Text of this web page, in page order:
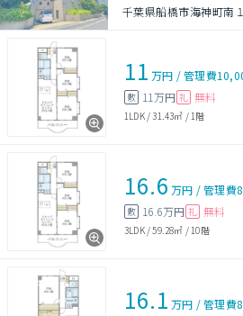
千葉県船橋市海神町南１
11 万円 /管理費
敷 11万円 礼 無料
1LDK/31.43㎡ / 1階
16.6 万円 /管理費
敷 16.6万円 礼 無料
3LDK/59.28㎡ / 10階
16.1 万円 /管理費